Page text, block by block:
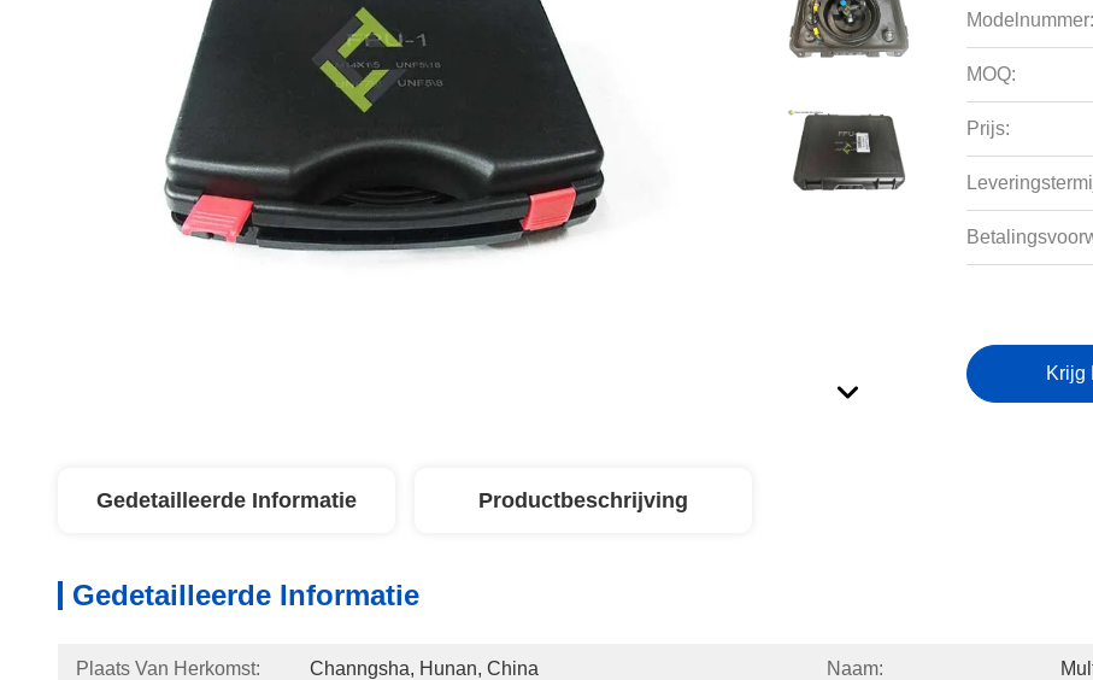
Modelnummer:
MOQ:
Prijs:
Krijg
Gedetailleerde Informatie Productbeschrijving
Gedetailleerde Informatie
Plaats Van Herkomst: Channgsha, Hunan, China Naam: